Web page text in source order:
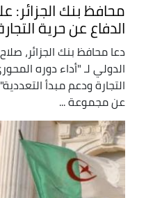
محافظ بنك الجزائر:
الدفاع عن حرية
دعا محافظ بنك الجزائر،
الدولي لـ "أداء دوره
التجارة ودعم مبدأ
عن مجموعة ...